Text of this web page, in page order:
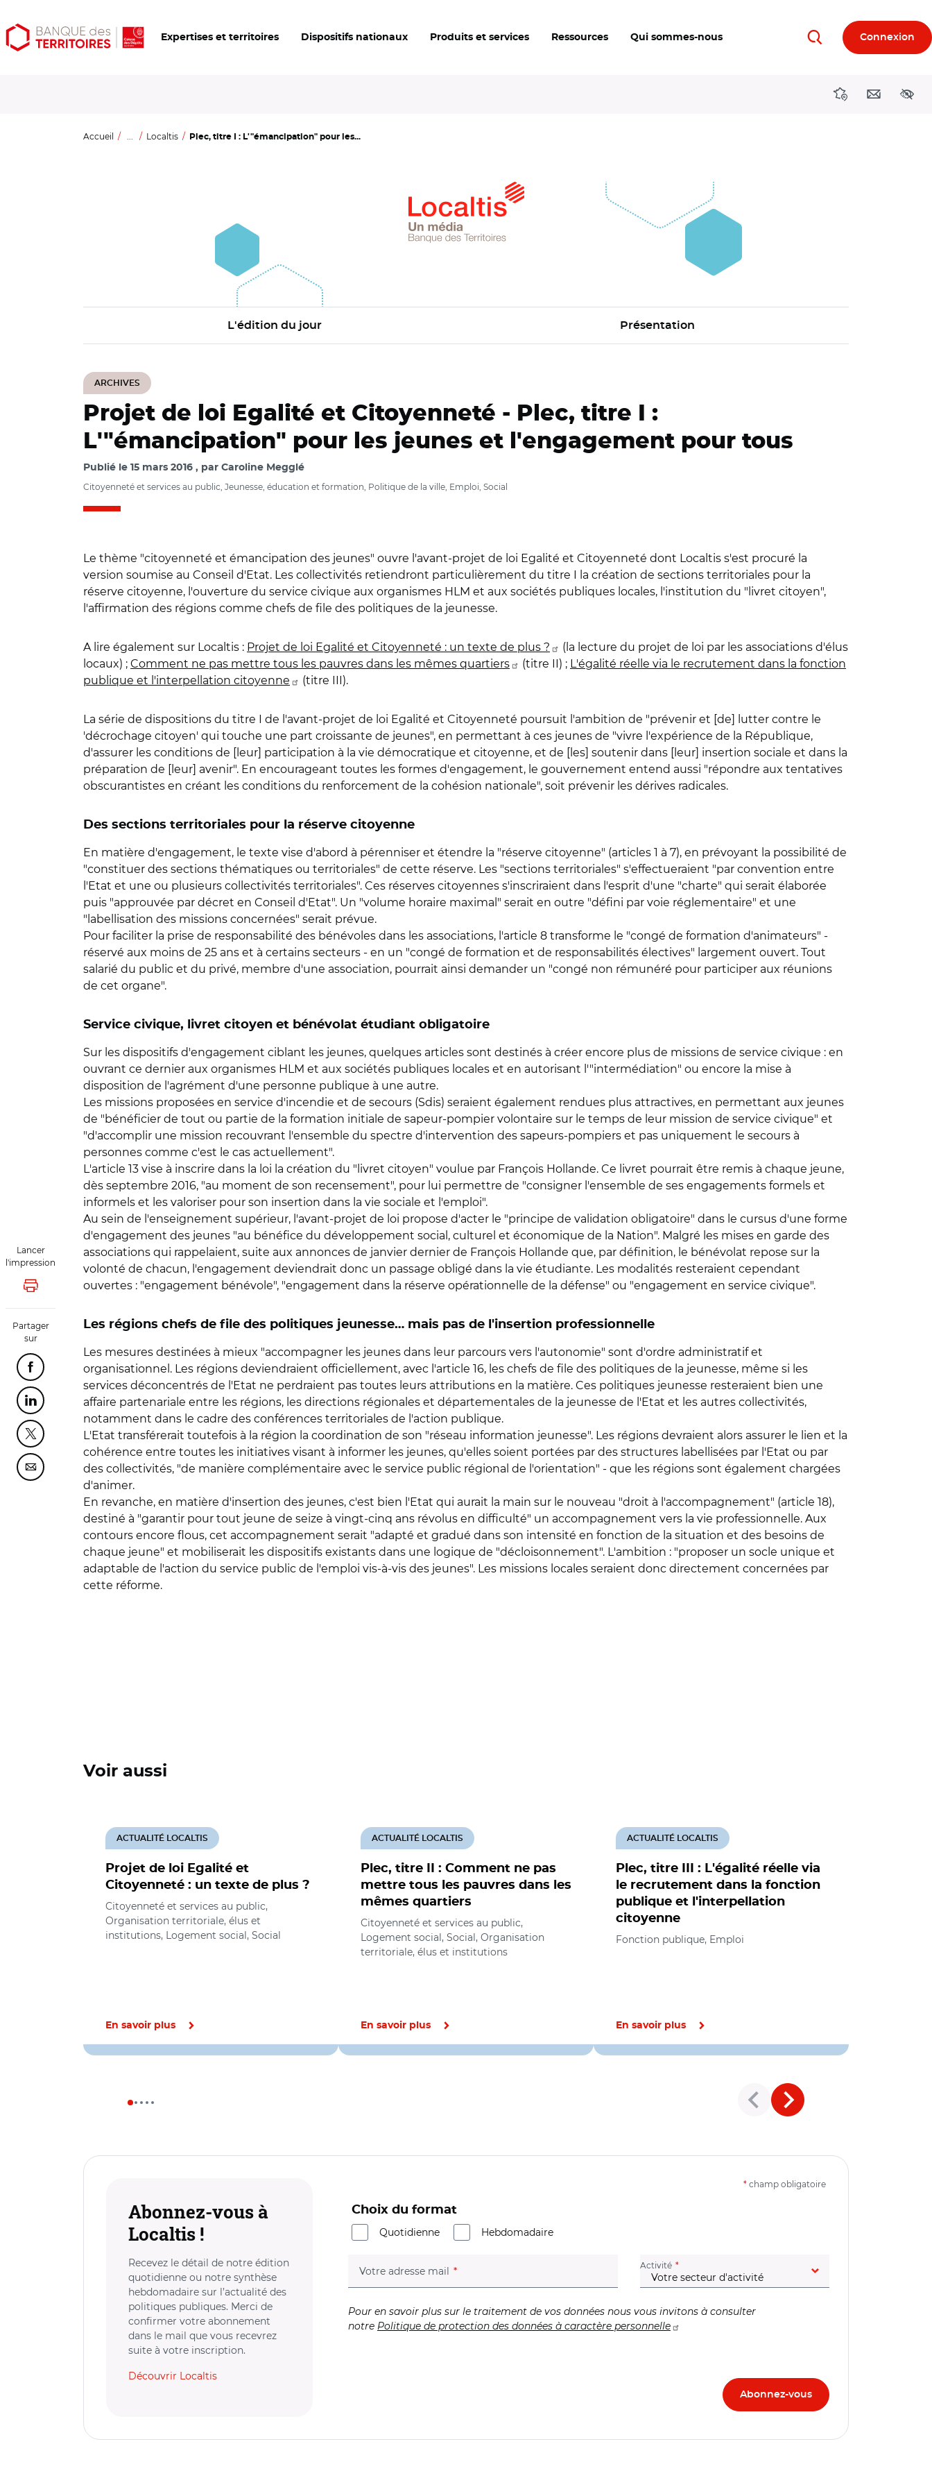
Aller
au
Aller
au
Ouvrir
les
Expertises et territoires Dispositifs nationaux Produits et services Ressources Qui sommes-nous RechercherConnexion
DirectionsContact
Accueil ... Localtis Plec, titre I : L'"émancipation" pour les...
L'édition du jour Présentation
ARCHIVES
Lancer
l'impression
Lancer l'impression
Partager
sur
Partager cette page sur Facebook
Partager cette page sur Linkedin
Partager cette page sur Twitter
Partager cette page sur Courriel
Projet de loi Egalité et Citoyenneté - Plec, titre I :
L'"émancipation" pour les jeunes et l'engagement pour tous
Publié le 15 mars 2016 par Caroline Megglé
Citoyenneté et services au public, Jeunesse, éducation et formation, Politique de la ville, Emploi, Social
Le thème "citoyenneté et émancipation des jeunes" ouvre l'avant-projet de loi Egalité et Citoyenneté dont Localtis s'est procuré la
version soumise au Conseil d'Etat. Les collectivités retiendront particulièrement du titre I la création de sections territoriales pour la
réserve citoyenne, l'ouverture du service civique aux organismes HLM et aux sociétés publiques locales, l'institution du "livret citoyen",
l'affirmation des régions comme chefs de file des politiques de la jeunesse.
A lire également sur Localtis : Projet de loi Egalité et Citoyenneté : un texte de plus ?
(la lecture du projet de loi par les associations d'élus
locaux) ; Comment ne pas mettre tous les pauvres dans les mêmes quartiers (titre II) ; L'égalité réelle via le recrutement dans la fonction
publique et l'interpellation citoyenne
(titre III).
La série de dispositions du titre I de l'avant-projet de loi Egalité et Citoyenneté poursuit l'ambition de "prévenir et [de] lutter contre le
'décrochage citoyen' qui touche une part croissante de jeunes", en permettant à ces jeunes de "vivre l'expérience de la République,
d'assurer les conditions de [leur] participation à la vie démocratique et citoyenne, et de [les] soutenir dans [leur] insertion sociale et dans la
préparation de [leur] avenir". En encourageant toutes les formes d'engagement, le gouvernement entend aussi "répondre aux tentatives
obscurantistes en créant les conditions du renforcement de la cohésion nationale", soit prévenir les dérives radicales.
Des sections territoriales pour la réserve citoyenne
En matière d'engagement, le texte vise d'abord à pérenniser et étendre la "réserve citoyenne" (articles 1 à 7), en prévoyant la possibilité de
"constituer des sections thématiques ou territoriales" de cette réserve. Les "sections territoriales" s'effectueraient "par convention entre
l'Etat et une ou plusieurs collectivités territoriales". Ces réserves citoyennes s'inscriraient dans l'esprit d'une "charte" qui serait élaborée
puis "approuvée par décret en Conseil d'Etat". Un "volume horaire maximal" serait en outre "défini par voie réglementaire" et une
"labellisation des missions concernées" serait prévue.
Pour faciliter la prise de responsabilité des bénévoles dans les associations, l'article 8 transforme le "congé de formation d'animateurs" -
réservé aux moins de 25 ans et à certains secteurs - en un "congé de formation et de responsabilités électives" largement ouvert. Tout
salarié du public et du privé, membre d'une association, pourrait ainsi demander un "congé non rémunéré pour participer aux réunions
de cet organe".
Service civique, livret citoyen et bénévolat étudiant obligatoire
Sur les dispositifs d'engagement ciblant les jeunes, quelques articles sont destinés à créer encore plus de missions de service civique : en
ouvrant ce dernier aux organismes HLM et aux sociétés publiques locales et en autorisant l'"intermédiation" ou encore la mise à
disposition de l'agrément d'une personne publique à une autre.
Les missions proposées en service d'incendie et de secours (Sdis) seraient également rendues plus attractives, en permettant aux jeunes
de "bénéficier de tout ou partie de la formation initiale de sapeur-pompier volontaire sur le temps de leur mission de service civique" et
"d'accomplir une mission recouvrant l'ensemble du spectre d'intervention des sapeurs-pompiers et pas uniquement le secours à
personnes comme c'est le cas actuellement".
L'article 13 vise à inscrire dans la loi la création du "livret citoyen" voulue par François Hollande. Ce livret pourrait être remis à chaque jeune,
dès septembre 2016, "au moment de son recensement", pour lui permettre de "consigner l'ensemble de ses engagements formels et
informels et les valoriser pour son insertion dans la vie sociale et l'emploi".
Au sein de l'enseignement supérieur, l'avant-projet de loi propose d'acter le "principe de validation obligatoire" dans le cursus d'une forme
d'engagement des jeunes "au bénéfice du développement social, culturel et économique de la Nation". Malgré les mises en garde des
associations qui rappelaient, suite aux annonces de janvier dernier de François Hollande que, par définition, le bénévolat repose sur la
volonté de chacun, l'engagement deviendrait donc un passage obligé dans la vie étudiante. Les modalités resteraient cependant
ouvertes : "engagement bénévole", "engagement dans la réserve opérationnelle de la défense" ou "engagement en service civique".
Les régions chefs de file des politiques jeunesse… mais pas de l'insertion professionnelle
Les mesures destinées à mieux "accompagner les jeunes dans leur parcours vers l'autonomie" sont d'ordre administratif et
organisationnel. Les régions deviendraient officiellement, avec l'article 16, les chefs de file des politiques de la jeunesse, même si les
services déconcentrés de l'Etat ne perdraient pas toutes leurs attributions en la matière. Ces politiques jeunesse resteraient bien une
affaire partenariale entre les régions, les directions régionales et départementales de la jeunesse de l'Etat et les autres collectivités,
notamment dans le cadre des conférences territoriales de l'action publique.
L'Etat transférerait toutefois à la région la coordination de son "réseau information jeunesse". Les régions devraient alors assurer le lien et la
cohérence entre toutes les initiatives visant à informer les jeunes, qu'elles soient portées par des structures labellisées par l'Etat ou par
des collectivités, "de manière complémentaire avec le service public régional de l'orientation" - que les régions sont également chargées
d'animer.
En revanche, en matière d'insertion des jeunes, c'est bien l'Etat qui aurait la main sur le nouveau "droit à l'accompagnement" (article 18),
destiné à "garantir pour tout jeune de seize à vingt-cinq ans révolus en difficulté" un accompagnement vers la vie professionnelle. Aux
contours encore flous, cet accompagnement serait "adapté et gradué dans son intensité en fonction de la situation et des besoins de
chaque jeune" et mobiliserait les dispositifs existants dans une logique de "décloisonnement". L'ambition : "proposer un socle unique et
adaptable de l'action du service public de l'emploi vis-à-vis des jeunes". Les missions locales seraient donc directement concernées par
cette réforme.
Voir aussi
Projet de loi Egalité et
Citoyenneté : un texte de plus ?
ACTUALITÉ LOCALTIS
Citoyenneté et services au public,
Organisation territoriale, élus et
institutions, Logement social, Social
En savoir plus
Plec, titre II : Comment ne pas
mettre tous les pauvres dans les
mêmes quartiers
ACTUALITÉ LOCALTIS
Citoyenneté et services au public,
Logement social, Social, Organisation
territoriale, élus et institutions
En savoir plus
Plec, titre III : L'égalité réelle via
le recrutement dans la fonction
publique et l'interpellation
citoyenne
ACTUALITÉ LOCALTIS
Fonction publique, Emploi
En savoir plus
Abonnez-vous à
Localtis !
Recevez le détail de notre édition
quotidienne ou notre synthèse
hebdomadaire sur l’actualité des
politiques publiques. Merci de
confirmer votre abonnement
dans le mail que vous recevrez
suite à votre inscription.
Découvrir Localtis
* champ obligatoire
Choix du format
Quotidienne
Hebdomadaire
Votre adresse mail (champ obligatoire) Activité (champ obligatoire)
Pour en savoir plus sur le traitement de vos données nous vous invitons à consulter
notre Politique de protection des données à caractère personnelle